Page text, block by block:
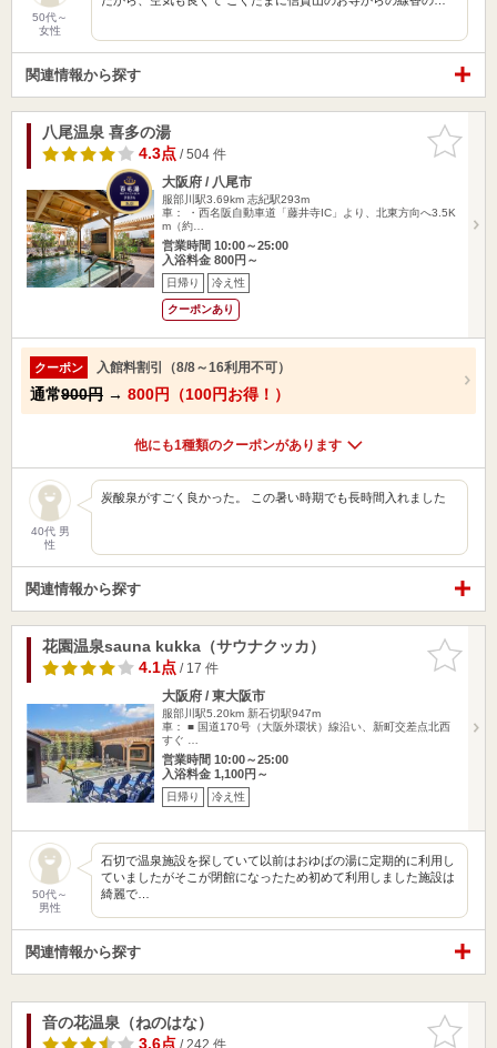
50代～
女性
関連情報から探す
お気に入
りに追加
八尾温泉 喜多の湯
4.3点/ 504 件
大阪府 / 八尾市
服部川駅3.69km 志紀駅293m
車： ・西名阪自動車道「藤井寺IC」より、北東方向へ3.5K
m（約…
営業時間 10:00～25:00
入浴料金 800円～
日帰り 冷え性
クーポンあり
クーポン 入館料割引（8/8～16利用不可）
通常900円 → 800円（100円お得！）
他にも1種類のクーポンがあります
40代 男
性
炭酸泉がすごく良かった。 この暑い時期でも長時間入れました
関連情報から探す
お気に入
りに追加
花園温泉sauna kukka（サウナクッカ）
4.1点/ 17 件
大阪府 / 東大阪市
服部川駅5.20km 新石切駅947m
車： ■ 国道170号（大阪外環状）線沿い、新町交差点北西
すぐ …
営業時間 10:00～25:00
入浴料金 1,100円～
日帰り 冷え性
50代～
男性
石切で温泉施設を探していて以前はおゆばの湯に定期的に利用し
ていましたがそこが閉館になったため初めて利用しました施設は
綺麗で…
関連情報から探す
お気に入
りに追加
音の花温泉（ねのはな）
3.6点/ 242 件